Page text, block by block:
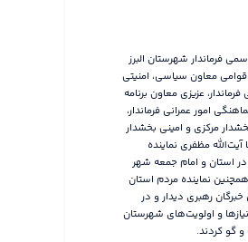
فرماندار شهرستان البرز
قوامی معاون سیاسی، امنیتی
عزیزی معاون برنامه
امور عمرانی فرماندار،
مرکزی و امینی بخشدار
آیت‌الله مظفری نماینده
استان و امام جمعه شهر
نماینده مردم استان
رهبری دیدار و در
و اولویت‌های شهرستان
و گو کردند.